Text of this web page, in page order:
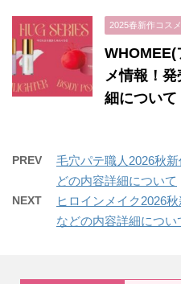
2025春新作コスメ
WHOMEE(
メ情報！
細について
PREV
毛穴パテ職人2026秋
どの内容詳細について
NEXT
ヒロインメイク2026
などの内容詳細につい